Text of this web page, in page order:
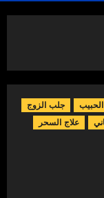
جلب الزوج
علاج السحر